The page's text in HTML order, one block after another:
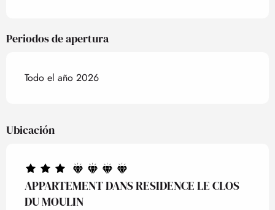
Periodos de apertura
Todo el año 2026
Ubicación
APPARTEMENT DANS RESIDENCE LE CLOS
DU MOULIN